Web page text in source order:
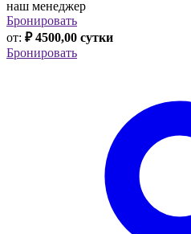
наш менеджер
Бронировать
от: ₽ 4500,00 сутки
Бронировать